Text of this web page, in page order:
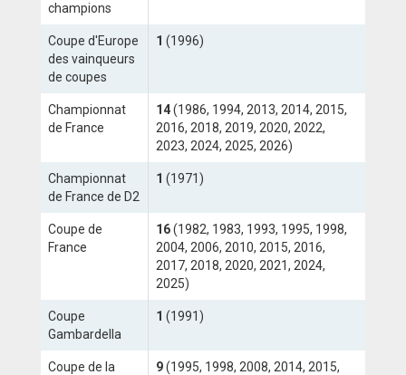
champions
Coupe d'Europe
des vainqueurs
de coupes
1 (1996)
Championnat
de France
14(1986, 1994, 2013, 2014, 2015,
2016, 2018, 2019, 2020, 2022,
2023, 2024, 2025, 2026)
Championnat
de France de D2
1 (1971)
Coupe de
France
16(1982, 1983, 1993, 1995, 1998,
2004, 2006, 2010, 2015, 2016,
2017, 2018, 2020, 2021, 2024,
2025)
Coupe
Gambardella
1 (1991)
Coupe de la
9(1995, 1998, 2008, 2014, 2015,